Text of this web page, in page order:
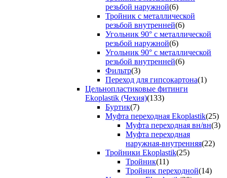
резьбой наружной(6)
Тройник с металлической
резьбой внутренней(6)
Угольник 90° с металлической
резьбой наружной(6)
Угольник 90° с металлической
резьбой внутренней(6)
Фильтр(3)
Переход для гипсокартона(1)
Цельнопластиковые фитинги
Ekoplastik (Чехия)(133)
Буртик(7)
Муфта переходная Ekoplastik(25)
Муфта переходная вн/вн(3)
Муфта переходная
наружная-внутренняя(22)
Тройники Ekoplastik(25)
Тройник(11)
Тройник переходной(14)